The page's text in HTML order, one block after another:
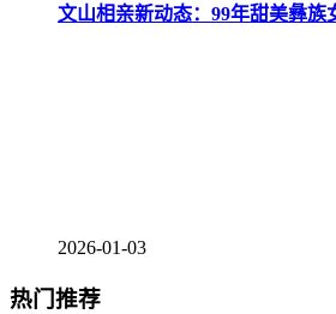
文山相亲新动态：99年甜美彝族
2026-01-03
热门推荐